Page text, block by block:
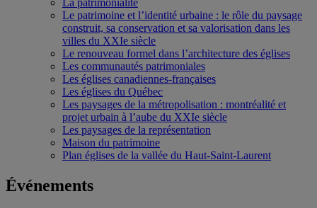
Le patrimoine et l’identité urbaine : le rôle du paysage
construit, sa conservation et sa valorisation dans les
villes du XXIe siècle
Le renouveau formel dans l’architecture des églises
Les communautés patrimoniales
Les églises canadiennes-françaises
Les églises du Québec
Les paysages de la métropolisation : montréalité et
projet urbain à l’aube du XXIe siècle
Les paysages de la représentation
Maison du patrimoine
Plan églises de la vallée du Haut-Saint-Laurent
Événements